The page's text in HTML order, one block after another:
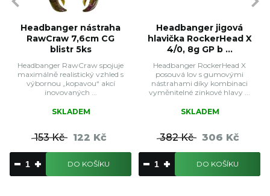
Headbanger nástraha
RawCraw 7,6cm CG
blistr 5ks
Headbanger RawCraw spojuje
maximálně realistický vzhled s
výbornou „kopavou“ akcí
inovovaných ...
SKLADEM
153 Kč 122 Kč
DO KOŠÍKU
Headbanger jigová
hlavička RockerHead X
4/0, 8g GP b ...
Headbanger RockerHead X
posouvá lov s gumovými
nástrahami díky kombinaci
vyměnitelné zinkové hlavy ...
SKLADEM
382 Kč 306 Kč
DO KOŠÍKU